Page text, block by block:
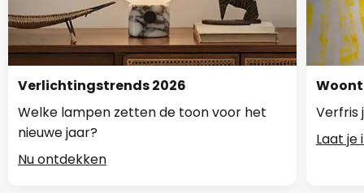
Verlichtingstrends 2026
Welke lampen zetten de toon voor het
nieuwe jaar?
Nu ontdekken
Verfris
Laat je